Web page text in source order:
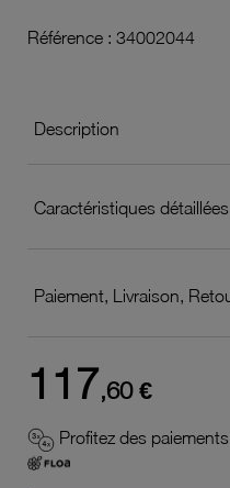
Référence : 34002044
Description
Caractéristiques détaillées
Paiement, Livraison,
117,60 €
Profitez des